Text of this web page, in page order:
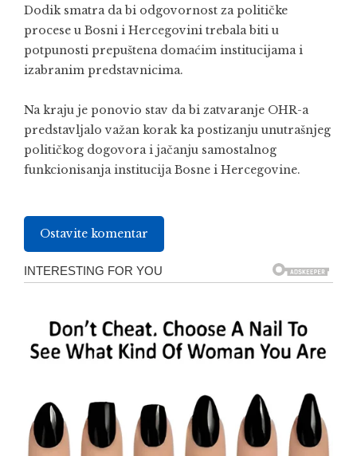
Dodik smatra da bi odgovornost za političke
procese u Bosni i Hercegovini trebala biti u
potpunosti prepuštena domaćim institucijama i
izabranim predstavnicima.
Na kraju je ponovio stav da bi zatvaranje OHR-a
predstavljalo važan korak ka postizanju unutrašnjeg
političkog dogovora i jačanju samostalnog
funkcionisanja institucija Bosne i Hercegovine.
Ostavite komentar